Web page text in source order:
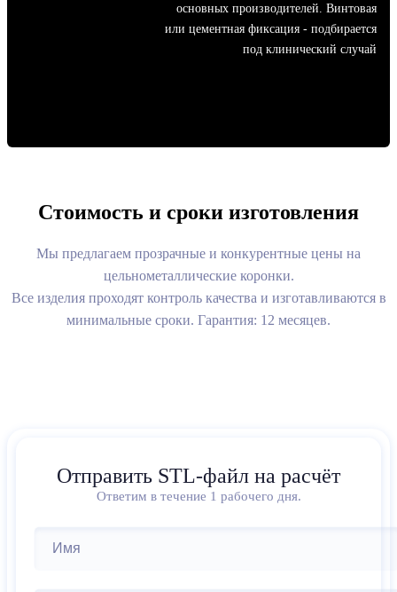
основных производителей. Винтовая
или цементная фиксация - подбирается
под клинический случай
Стоимость и сроки изготовления
Мы предлагаем прозрачные и конкурентные цены на
цельнометаллические коронки.
Все изделия проходят контроль качества и изготавливаются в
минимальные сроки. Гарантия: 12 месяцев.
Отправить STL-файл на расчёт
Ответим в течение 1 рабочего дня.